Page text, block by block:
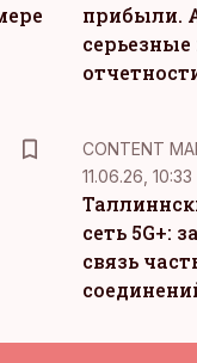
прибыли.
KM
CONTENT
11.06.26, 10:33
сеть 5G+:
связь